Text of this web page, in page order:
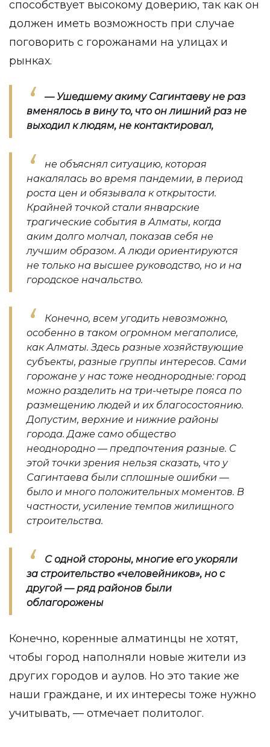
способствует высокому доверию, так как он
должен иметь возможность при случае
поговорить с горожанами на улицах и
рынках.
— Ушедшему акиму Сагинтаеву не раз
вменялось в вину то, что он лишний раз не
выходил к людям, не контактировал,
не объяснял ситуацию, которая
накалялась во время пандемии, в период
роста цен и обязывала к открытости.
Крайней точкой стали январские
трагические события в Алматы, когда
аким долго молчал, показав себя не
лучшим образом. А люди ориентируются
не только на высшее руководство, но и на
городское начальство.
Конечно, всем угодить невозможно,
особенно в таком огромном мегаполисе,
как Алматы. Здесь разные хозяйствующие
субъекты, разные группы интересов. Сами
горожане у нас тоже неоднородные: город
можно разделить на три-четыре пояса по
размещению людей и их благосостоянию.
Допустим, верхние и нижние районы
города. Даже само общество
неоднородно — предпочтения разные. С
этой точки зрения нельзя сказать, что у
Сагинтаева были сплошные ошибки —
было и много положительных моментов. В
частности, усиление темпов жилищного
строительства.
С одной стороны, многие его укоряли
за строительство «человейников», но с
другой — ряд районов были
облагорожены
Конечно, коренные алматинцы не хотят,
чтобы город наполняли новые жители из
других городов и аулов. Но это такие же
наши граждане, и их интересы тоже нужно
учитывать, — отмечает политолог.